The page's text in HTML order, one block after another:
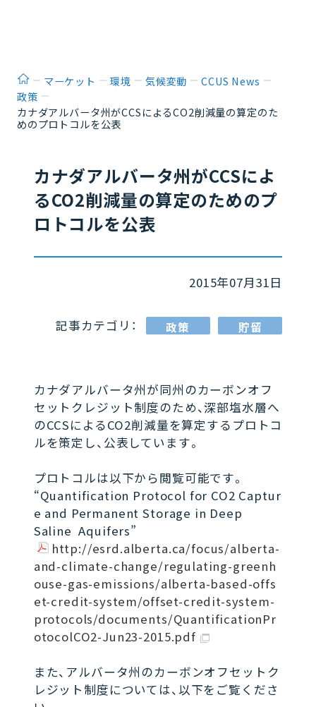
ホームマーケット 環境 気候変動
CCUS News
政策
カナダアルバータ州がCCSによるCO2削減量の算定のた
めのプロトコルを公表
カナダアルバータ州がCCSによ
るCO2削減量の算定のためのプ
ロトコルを公表
2015年07月31日
記事カテゴリ： 政策 貯留
カナダアルバータ州が同州のカーボンオフ
セットクレジット制度のため、深部塩水層へ
のCCSによるCO2削減量を算定するプロトコ
ルを策定し、公表しています。
プロトコルは以下から閲覧可能です。
“Quantification Protocol for CO2 Captur
e and Permanent Storage in Deep
Saline Aquifers”
http://esrd.alberta.ca/focus/alberta-
and-climate-change/regulating-greenh
ouse-gas-emissions/alberta-based-offs
et-credit-system/offset-credit-system-
protocols/documents/QuantificationPr
otocolCO2-Jun23-2015.pdf
また、アルバータ州のカーボンオフセットク
レジット制度については、以下をご覧くださ